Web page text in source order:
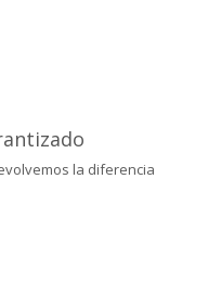
la diferencia